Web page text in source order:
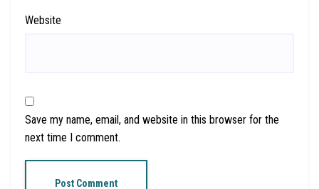
Website
Save my name, email, and website in this browser for the
next time I comment.